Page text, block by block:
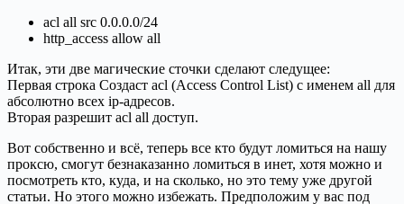
acl all src 0.0.0.0/24
http_access allow all
Итак, эти две магические сточки сделают следущее:
Первая строка Создаст acl (Access Control List) с именем all для
абсолютно всех ip-адресов.
Вторая разрешит acl all доступ.
Вот собственно и всё, теперь все кто будут ломиться на нашу
проксю, смогут безнаказанно ломиться в инет, хотя можно и
посмотреть кто, куда, и на сколько, но это тему уже другой
статьи. Но этого можно избежать. Предположим у вас под